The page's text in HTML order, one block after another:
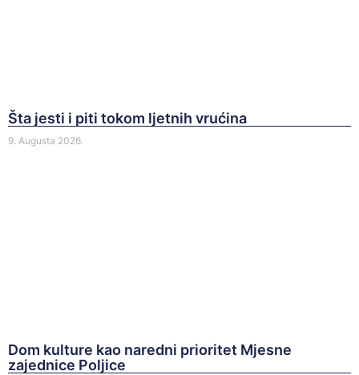
Šta jesti i piti tokom ljetnih vrućina
9. Augusta 2026.
Dom kulture kao naredni prioritet Mjesne
zajednice Poljice